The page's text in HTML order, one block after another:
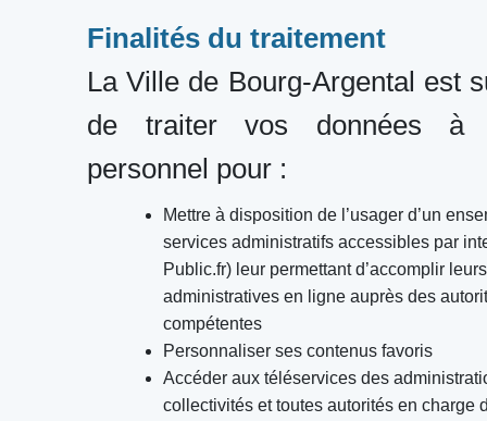
Finalités du traitement
La Ville de Bourg-Argental est
de traiter vos données à
personnel pour :
Mettre à disposition de l’usager d’un
services administratifs accessibles par
Public.fr) leur permettant d’accomplir
administratives en ligne auprès des
compétentes
Personnaliser ses contenus favoris
Accéder aux téléservices des
collectivités et toutes autorités en charge